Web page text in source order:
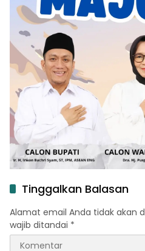
Tinggalkan Balasan
Alamat email Anda tidak akan
wajib ditandai *